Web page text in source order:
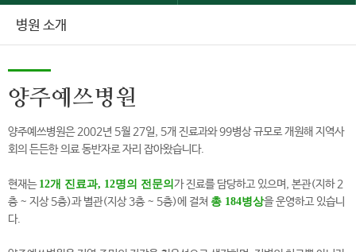
병원 소개
양주예쓰병원
양주예쓰병원은 2002년 5월 27일, 5개 진료과와 99병상 규모로 개원해 지역사
회의 든든한 의료 동반자로 자리 잡아왔습니다.
현재는 12개 진료과, 12명의 전문의 가 진료를 담당하고 있으며, 본관(지하 2
층 ~ 지상 5층)과 별관(지상 3층 ~ 5층)에 걸쳐 총 184병상을 운영하고 있습니
다.